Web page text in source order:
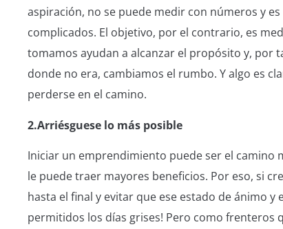
aspiración, no se puede medir con números y
complicados. El objetivo, por el contrario, es
tomamos ayudan a alcanzar el propósito y, por
donde no era, cambiamos el rumbo. Y algo es
perderse en el camino.
2.Arriésguese lo más posible
Iniciar un emprendimiento puede ser el camino
le puede traer mayores beneficios. Por eso, si
hasta el final y evitar que ese estado de ánimo y
permitidos los días grises! Pero como frenteros